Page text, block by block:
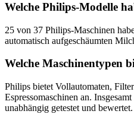
Welche Philips-Modelle
25 von 37 Philips-Maschinen
automatisch aufgeschäumten
Welche Maschinentypen
Philips bietet Vollautomaten,
Espressomaschinen an.
unabhängig getestet und bewertet.